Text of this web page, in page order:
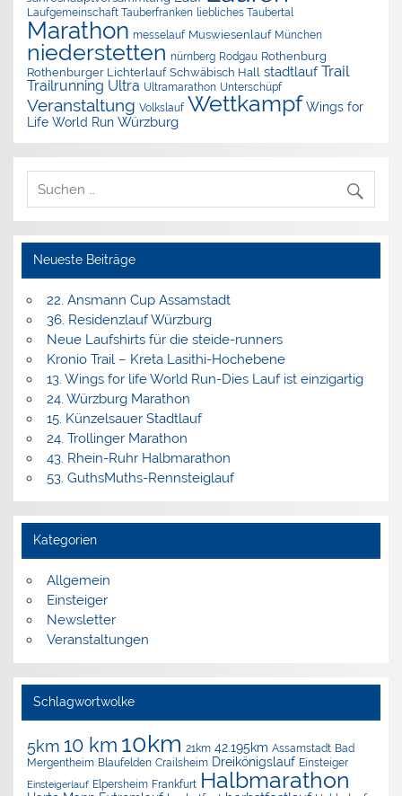
Laufgemeinschaft Tauberfranken liebliches Taubertal
Marathon messelauf Muswiesenlauf München
niederstetten nürnberg Rodgau Rothenburg
Rothenburger Lichterlauf Schwäbisch Hall stadtlauf Trail
Trailrunning Ultra Ultramarathon Unterschüpf
Veranstaltung Volkslauf Wettkampf Wings for
Life World Run Würzburg
Neueste Beiträge
22. Ansmann Cup Assamstadt
36. Residenzlauf Würzburg
Neue Laufshirts für die steide-runners
Kronio Trail – Kreta Lasithi-Hochebene
13. Wings for life World Run-Dies Lauf ist einzigartig
24. Würzburg Marathon
15. Künzelsauer Stadtlauf
24. Trollinger Marathon
43. Rhein-Ruhr Halbmarathon
53. GuthsMuths-Rennsteiglauf
Kategorien
Allgemein
Einsteiger
Newsletter
Veranstaltungen
Schlagwortwolke
5km 10 km 10km 21km 42.195km Assamstadt Bad
Mergentheim Blaufelden Crailsheim Dreikönigslauf Einsteiger
Einsteigerlauf Elpersheim Frankfurt Halbmarathon